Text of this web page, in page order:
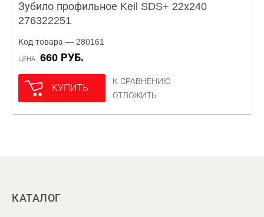
Зубило профильное Keil SDS+ 22х240
276322251
Код товара — 280161
ЦЕНА 660 РУБ.
КУПИТЬ
К СРАВНЕНИЮ
ОТЛОЖИТЬ
КАТАЛОГ